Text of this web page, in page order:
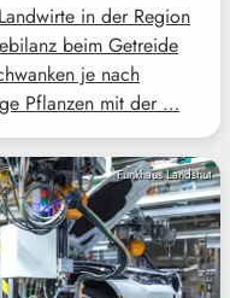
in der Region
beim Getreide
je nach
Pflanzen mit der …
Funkhaus Landshut